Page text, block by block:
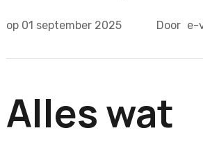
op 01 september 2025 Door e-
Alles wat